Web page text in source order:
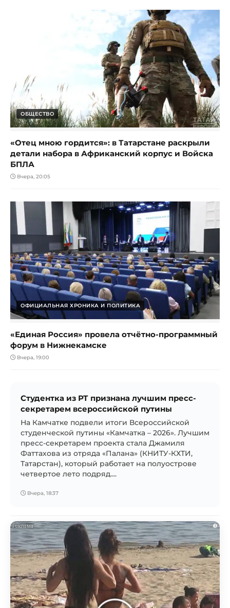
ОБЩЕСТВО
«Отец мною гордится»: в Татарстане раскрыли
детали набора в Африканский корпус и Войска
БПЛА
Вчера, 20:05
ОФИЦИАЛЬНАЯ ХРОНИКА И ПОЛИТИКА
«Единая Россия» провела отчётно-программный
форум в Нижнекамске
Вчера, 19:00
Студентка из РТ признана лучшим пресс-
секретарем всероссийской путины
На Камчатке подвели итоги Всероссийской
студенческой путины «Камчатка – 2026». Лучшим
пресс-секретарем проекта стала Джамиля
Фаттахова из отряда «Палана» (КНИТУ-КХТИ,
Татарстан), который работает на полуострове
четвертое лето подряд....
Вчера, 18:37
i